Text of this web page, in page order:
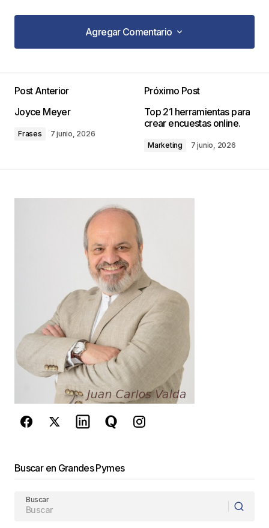
Agregar Comentario
Agregar Comentario
publicada.
Los campos obligatorios están
*
Guarda mi nombre, correo electrónico y web en
este navegador para la próxima vez que
comente.
Este sitio esta protegido por
reCAPTCHA y laPolítica de
privacidad y los Términos del servicio
Post Anterior
Joyce Meyer
Frases 7 junio, 2026
Próximo Post
Top 21 herramientas para
crear encuestas online.
Marketing 7 junio, 2026
Buscar en Grandes Pymes
Buscar